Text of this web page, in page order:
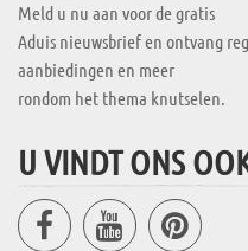
Meld u nu aan voor de gratis
Aduis nieuwsbrief en ontvang
aanbiedingen en meer
rondom het thema knutselen.
U VINDT ONS